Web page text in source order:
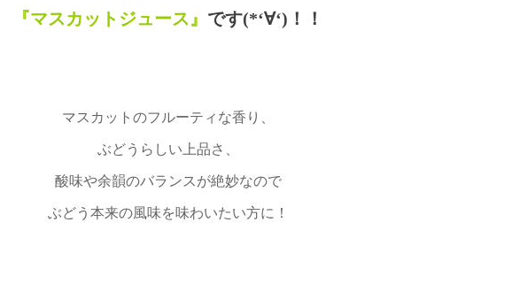
『マスカットジュース』 です(*‘∀‘)！！
マスカットのフルーティな香り、
ぶどうらしい上品さ、
酸味や余韻のバランスが絶妙なので
ぶどう本来の風味を味わいたい方に！